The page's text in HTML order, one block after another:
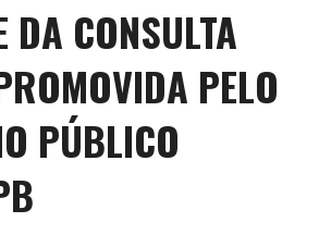
DA CONSULTA
PELO
PÚBLICO